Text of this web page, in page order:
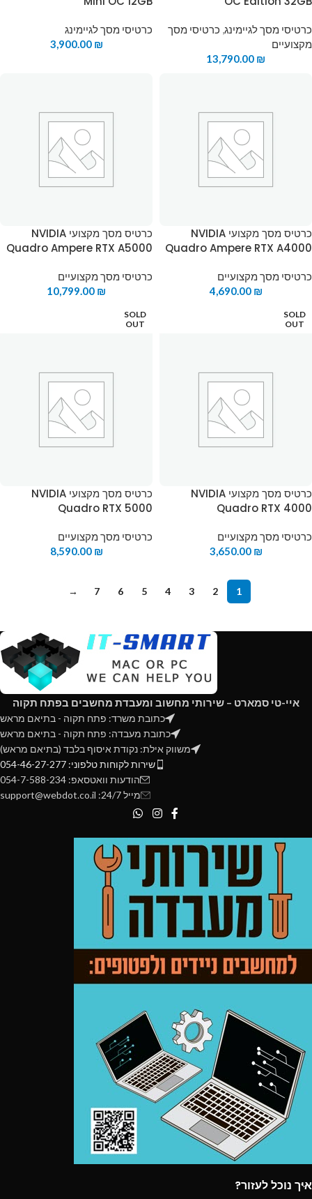
כרטיסי מסך לגיימינג, כרטיסי מסך
מקצועיים
13,790.00 ₪
כרטיסי מסך לגיימינג
3,900.00 ₪
כרטיס מסך מקצועי NVIDIA
Quadro Ampere RTX A4000
כרטיסי מסך מקצועיים
4,690.00 ₪
כרטיס מסך מקצועי NVIDIA
Quadro Ampere RTX A5000
כרטיסי מסך מקצועיים
10,799.00 ₪
SOLD
OUT
כרטיס מסך מקצועי NVIDIA
Quadro RTX 4000
כרטיסי מסך מקצועיים
3,650.00 ₪
SOLD
OUT
כרטיס מסך מקצועי NVIDIA
Quadro RTX 5000
כרטיסי מסך מקצועיים
8,590.00 ₪
1
2
3
4
5
6
7
→
איי-טי סמארט – שירותי מחשוב ומעבדת מחשבים בפתח תקוה
כתובת משרד: פתח תקוה - בתיאם מראש
כתובת מעבדה: פתח תקוה - בתיאם מראש
משווק אילת: נקודת איסוף בלבד (בתיאם מראש)
שירות לקוחות טלפוני: 054-46-27-277
הודעות וואטסאפ: 054-7-588-234
מייל 24/7: support@webdot.co.il
איך נוכל לעזור?